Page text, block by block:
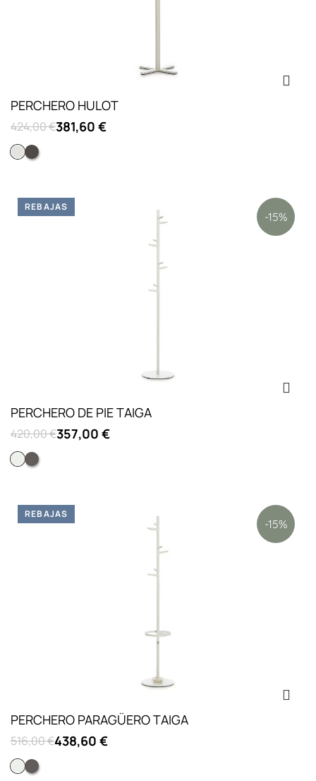
PERCHERO HULOT
424,00 €381,60 €
Blanco ral 9002
Gris ral 7013
PERCHERO DE PIE TAIGA
420,00 €357,00 €
Color blanco
Color gris
-15%
REBAJAS
PERCHERO PARAGÜERO TAIGA
516,00 €438,60 €
Color blanco
Color gris
-15%
REBAJAS